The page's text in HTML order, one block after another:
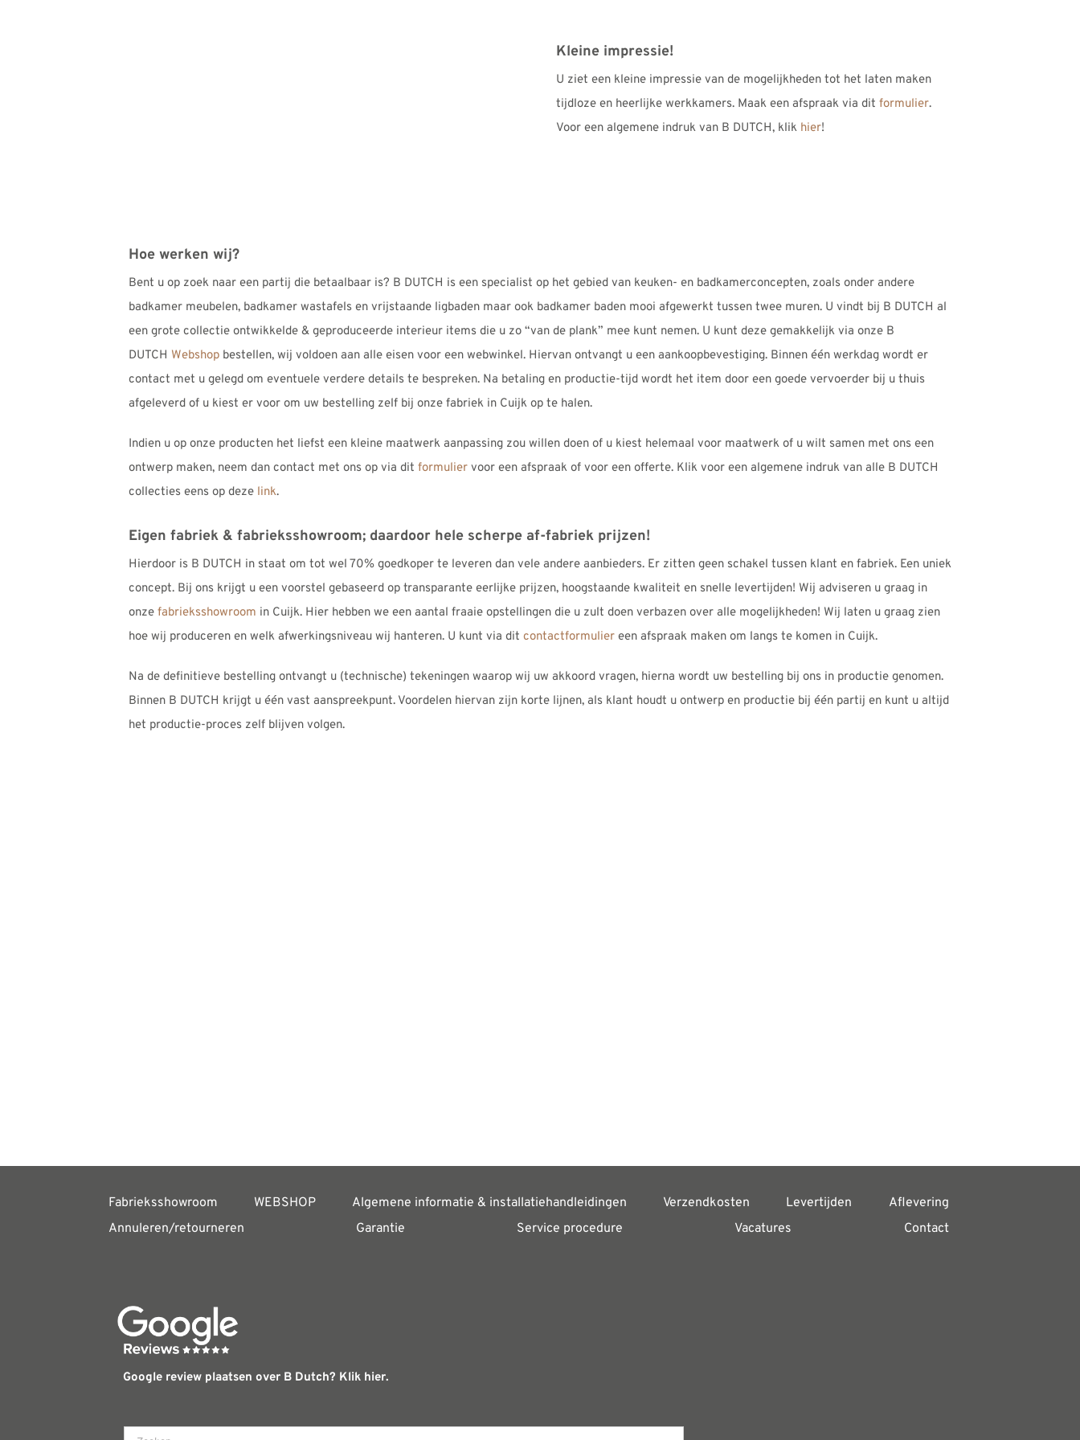
Kleine impressie!
U ziet een kleine impressie van de mogelijkheden tot het laten maken
tijdloze en heerlijke werkkamers. Maak een afspraak via ditformulier.
Voor een algemene indruk van B DUTCH, klik hier!
Hoe werken wij?
Bent u op zoek naar een partij die betaalbaar is? B DUTCH is een specialist op het gebied van keuken- en badkamerconcepten, zoals onder andere
badkamer meubelen, badkamer wastafels en vrijstaande ligbaden maar ook badkamer baden mooi afgewerkt tussen twee muren. U vindt bij B DUTCH al
een grote collectie ontwikkelde & geproduceerde interieur items die u zo “van de plank” mee kunt nemen. U kunt deze gemakkelijk via onze B
DUTCH Webshopbestellen, wij voldoen aan alle eisen voor een webwinkel. Hiervan ontvangt u een aankoopbevestiging. Binnen één werkdag wordt er
contact met u gelegd om eventuele verdere details te bespreken. Na betaling en productie-tijd wordt het item door een goede vervoerder bij u thuis
afgeleverd of u kiest er voor om uw bestelling zelf bij onze fabriek in Cuijk op te halen.
Indien u op onze producten het liefst een kleine maatwerk aanpassing zou willen doen of u kiest helemaal voor maatwerk of u wilt samen met ons een
ontwerp maken, neem dan contact met ons op via dit formuliervoor een afspraak of voor een offerte. Klik voor een algemene indruk van alle B DUTCH
collecties eens op deze link.
Eigen fabriek & fabrieksshowroom; daardoor hele scherpe af-fabriek prijzen!
Hierdoor is B DUTCH in staat om tot wel 70% goedkoper te leveren dan vele andere aanbieders. Er zitten geen schakel tussen klant en fabriek. Een uniek
concept. Bij ons krijgt u een voorstel gebaseerd op transparante eerlijke prijzen, hoogstaande kwaliteit en snelle levertijden! Wij adviseren u graag in
onze fabrieksshowroom in Cuijk. Hier hebben we een aantal fraaie opstellingen die u zult doen verbazen over alle mogelijkheden! Wij laten u graag zien
hoe wij produceren en welk afwerkingsniveau wij hanteren. U kunt via dit contactformuliereen afspraak maken om langs te komen in Cuijk.
Na de definitieve bestelling ontvangt u (technische) tekeningen waarop wij uw akkoord vragen, hierna wordt uw bestelling bij ons in productie genomen.
Binnen B DUTCH krijgt u één vast aanspreekpunt. Voordelen hiervan zijn korte lijnen, als klant houdt u ontwerp en productie bij één partij en kunt u altijd
het productie-proces zelf blijven volgen.
Fabrieksshowroom WEBSHOP Algemene informatie & installatiehandleidingen Verzendkosten Levertijden
Aflevering
Annuleren/retourneren
Garantie Service procedure Vacatures Contact
Google review plaatsen over B Dutch? Klik hier.